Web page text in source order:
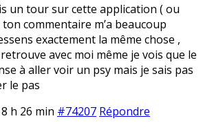
un tour sur cette application ( ou
commentaire m’a beaucoup
exactement la même chose ,
avec moi même je vois que le
à aller voir un psy mais je sais pas
le pas
h 26 min #74207 Répondre